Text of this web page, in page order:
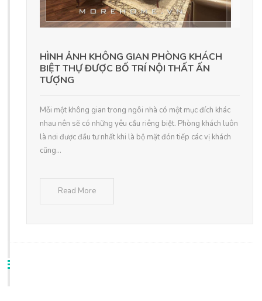
HÌNH ẢNH KHÔNG GIAN PHÒNG KHÁCH
BIỆT THỰ ĐƯỢC BỐ TRÍ NỘI THẤT ẤN
TƯỢNG
Mỗi một không gian trong ngôi nhà có một mục đích khác
nhau nên sẽ có những yêu cầu riêng biệt. Phòng khách luôn
là nơi được đầu tư nhất khi là bộ mặt đón tiếp các vị khách
cũng...
Read More